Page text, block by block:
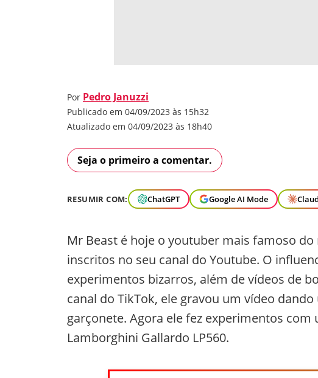
Por Pedro Januzzi
Publicado em 04/09/2023 às 15h32
Atualizado em 04/09/2023 às 18h40
Seja o primeiro a comentar.
RESUMIR COM: ChatGPT Google AI Mode
Mr Beast é hoje o youtuber mais famoso
inscritos no seu canal do Youtube. O
experimentos bizarros, além de vídeos de
canal do TikTok, ele gravou um vídeo
garçonete. Agora ele fez experimentos
Lamborghini Gallardo LP560.